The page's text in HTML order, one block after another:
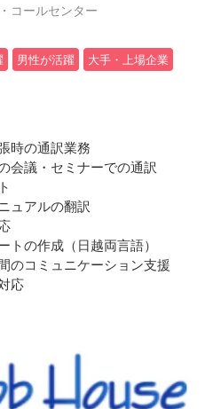
コールセンター
男性が活躍
大手・上場企業
時の通訳業務
会議・セミナーでの通訳
ュアルの翻訳
の作成（日越両言語）
のコミュニケーション支援
応